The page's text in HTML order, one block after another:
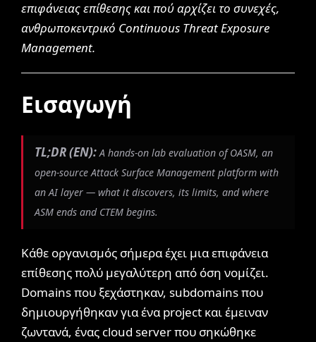
επιφάνειας επίθεσης και πού αρχίζει το συνεχές,
ανθρωποκεντρικό Continuous Threat Exposure
Management.
Εισαγωγή
TL;DR (EN):A hands-on lab evaluation of OASM, an
open-source Attack Surface Management platform with
an AI layer — what it discovers, its limits, and where
ASM ends and CTEM begins.
Κάθε οργανισμός σήμερα έχει μια επιφάνεια
επίθεσης πολύ μεγαλύτερη από όση νομίζει.
Domains που ξεχάστηκαν, subdomains που
δημιουργήθηκαν για ένα project και έμειναν
ζωντανά, ένας cloud server που σηκώθηκε